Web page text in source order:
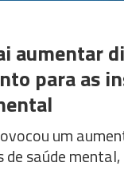
aumentar
para as
um
saúde mental,